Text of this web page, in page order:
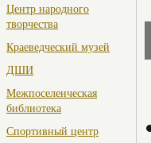
Центр народного
творчества
Краеведческий музей
ДШИ
Межпоселенческая
библиотека
Спортивный центр